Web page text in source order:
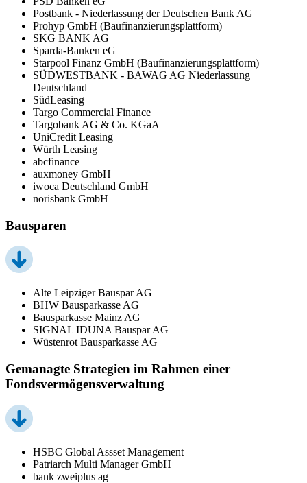
Postbank - Niederlassung der Deutschen Bank AG
Prohyp GmbH (Baufinanzierungsplattform)
SKG BANK AG
Sparda-Banken eG
Starpool Finanz GmbH (Baufinanzierungsplattform)
SÜDWESTBANK - BAWAG AG Niederlassung
Deutschland
SüdLeasing
Targo Commercial Finance
Targobank AG & Co. KGaA
UniCredit Leasing
Würth Leasing
abcfinance
auxmoney GmbH
iwoca Deutschland GmbH
norisbank GmbH
Bausparen
Alte Leipziger Bauspar AG
BHW Bausparkasse AG
Bausparkasse Mainz AG
SIGNAL IDUNA Bauspar AG
Wüstenrot Bausparkasse AG
Gemanagte Strategien im Rahmen einer
Fondsvermögensverwaltung
HSBC Global Assset Management
Patriarch Multi Manager GmbH
bank zweiplus ag